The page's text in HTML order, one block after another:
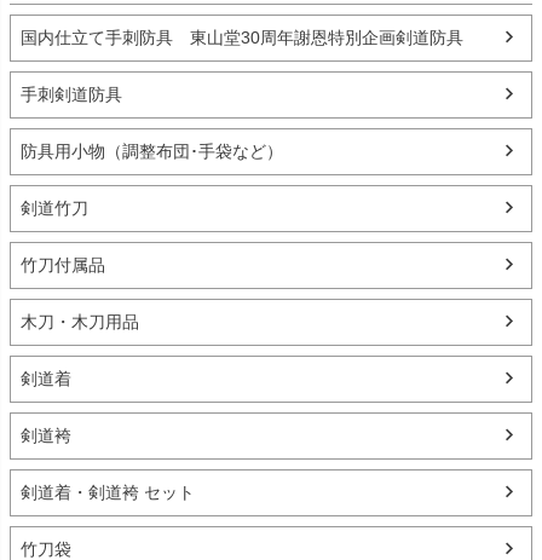
国内仕立て手刺防具 東山堂30周年謝恩特別企画剣道防具
手刺剣道防具
防具用小物（調整布団･手袋など）
剣道竹刀
竹刀付属品
木刀・木刀用品
剣道着
剣道袴
剣道着・剣道袴 セット
竹刀袋